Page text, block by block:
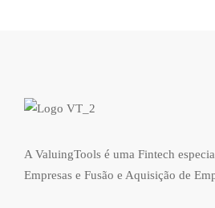
A ValuingTools é uma Fintech
Empresas e Fusão e Aquisição de